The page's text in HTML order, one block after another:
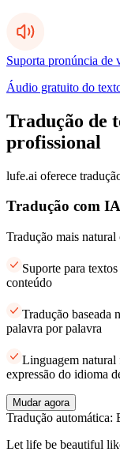
Suporta pronúncia de
Áudio gratuito do
Tradução de
profissional
lufe.ai oferece
Tradução com
Tradução mais
Suporte para
conteúdo
Tradução baseada
palavra por palavra
Linguagem natural
expressão do idioma
Mudar agora
Tradução automática:
Let life be beautiful